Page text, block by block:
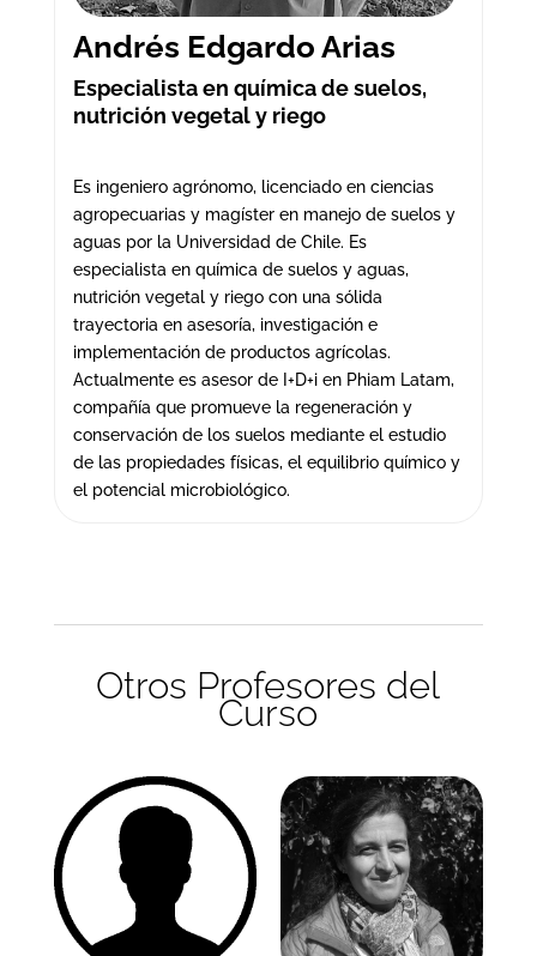
Andrés Edgardo Arias
Especialista en química de suelos,
nutrición vegetal y riego
Es ingeniero agrónomo, licenciado en ciencias
agropecuarias y magíster en manejo de suelos y
aguas por la Universidad de Chile. Es
especialista en química de suelos y aguas,
nutrición vegetal y riego con una sólida
trayectoria en asesoría, investigación e
implementación de productos agrícolas.
Actualmente es asesor de I+D+i en Phiam Latam,
compañía que promueve la regeneración y
conservación de los suelos mediante el estudio
de las propiedades físicas, el equilibrio químico y
el potencial microbiológico.
Otros Profesores del
Curso